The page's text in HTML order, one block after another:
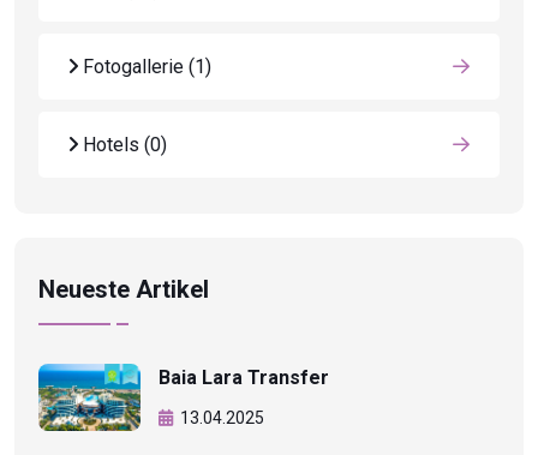
Fotogallerie (1)
Hotels (0)
Neueste Artikel
Baia Lara Transfer
13.04.2025